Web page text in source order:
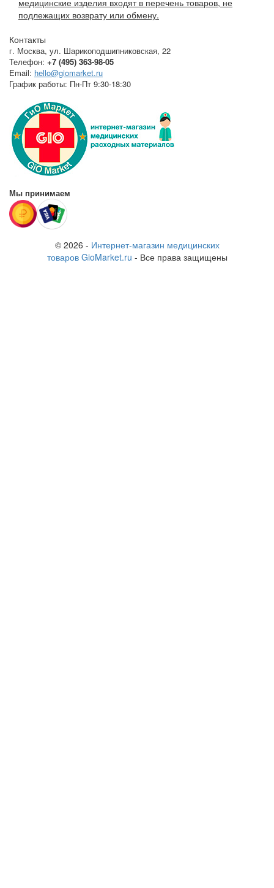
подлежащих возврату или обмену.
Контакты
г. Москва, ул. Шарикоподшипниковская, 22
Телефон: +7 (495) 363-98-05
Email: hello@giomarket.ru
График работы: Пн-Пт 9:30-18:30
Мы принимаем
© 2026 - Интернет-магазин медицинских
товаров GioMarket.ru - Все права защищены